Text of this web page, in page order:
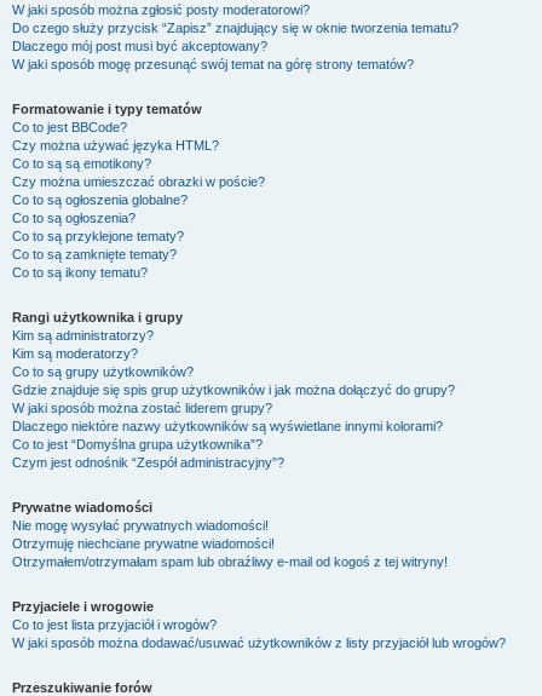
W jaki sposób można zgłosić posty moderatorowi?
Do czego służy przycisk “Zapisz” znajdujący się w oknie tworzenia tematu?
Dlaczego mój post musi być akceptowany?
W jaki sposób mogę przesunąć swój temat na górę strony tematów?
Formatowanie i typy tematów
Co to jest BBCode?
Czy można używać języka HTML?
Co to są są emotikony?
Czy można umieszczać obrazki w poście?
Co to są ogłoszenia globalne?
Co to są ogłoszenia?
Co to są przyklejone tematy?
Co to są zamknięte tematy?
Co to są ikony tematu?
Rangi użytkownika i grupy
Kim są administratorzy?
Kim są moderatorzy?
Co to są grupy użytkowników?
Gdzie znajduje się spis grup użytkowników i jak można dołączyć do grupy?
W jaki sposób można zostać liderem grupy?
Dlaczego niektóre nazwy użytkowników są wyświetlane innymi kolorami?
Co to jest “Domyślna grupa użytkownika”?
Czym jest odnośnik “Zespół administracyjny”?
Prywatne wiadomości
Nie mogę wysyłać prywatnych wiadomości!
Otrzymuję niechciane prywatne wiadomości!
Otrzymałem/otrzymałam spam lub obraźliwy e-mail od kogoś z tej witryny!
Przyjaciele i wrogowie
Co to jest lista przyjaciół i wrogów?
W jaki sposób można dodawać/usuwać użytkowników z listy przyjaciół lub wrogów?
Przeszukiwanie forów